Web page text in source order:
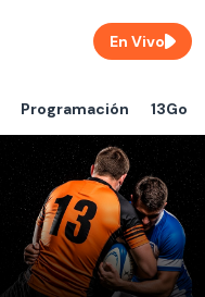
Programación 13Go
En Vivo